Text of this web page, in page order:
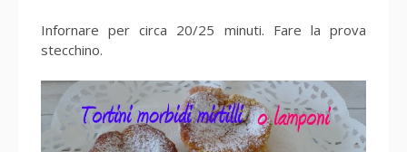
Infornare per circa 20/25 minuti. Fare la prova
stecchino.